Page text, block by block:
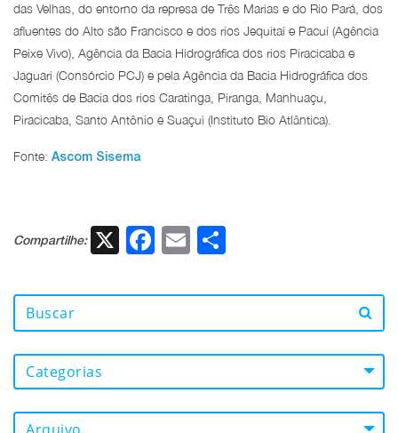
das Velhas, do entorno da represa de Três Marias e do Rio Pará, dos
afluentes do Alto são Francisco e dos rios Jequitaí e Pacuí (Agência
Peixe Vivo), Agência da Bacia Hidrográfica dos rios Piracicaba e
Jaguari (Consórcio PCJ) e pela Agência da Bacia Hidrográfica dos
Comitês de Bacia dos rios Caratinga, Piranga, Manhuaçu,
Piracicaba, Santo Antônio e Suaçui (Instituto Bio Atlântica).
Fonte: Ascom Sisema
Compartilhe: X Facebook
Email
Categorias